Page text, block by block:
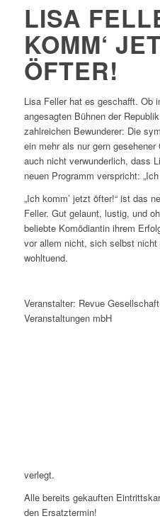
LISA
KOMM‘
ÖFTER!
Lisa Feller hat es geschafft. Ob
angesagten Bühnen der
zahlreichen Bewunderer: Die
ein mehr als nur gern
auch nicht verwunderlich, dass
neuen Programm verspricht:
„Ich komm’ jetzt öfter!“ ist das
Feller. Gut gelaunt, lustig, und
beliebte Komödiantin ihrem
vor allem nicht, sich selbst
wohltuend.
Veranstalter: Revue
Veranstaltungen mbH
verlegt.
Alle bereits gekauften
den Ersatztermin!